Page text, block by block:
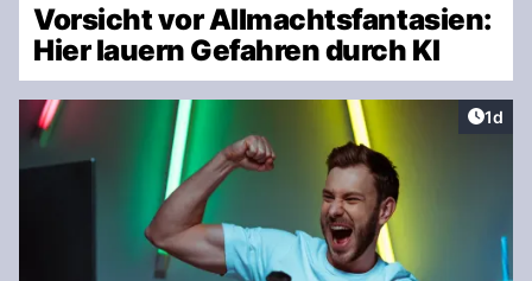
Vorsicht vor Allmachtsfantasien:
Hier lauern Gefahren durch KI
1d